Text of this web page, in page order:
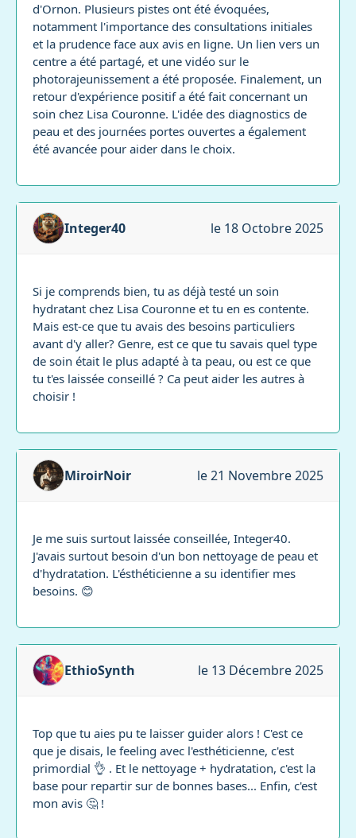
d'Ornon. Plusieurs pistes ont été évoquées,
notamment l'importance des consultations initiales
et la prudence face aux avis en ligne. Un lien vers un
centre a été partagé, et une vidéo sur le
photorajeunissement a été proposée. Finalement, un
retour d'expérience positif a été fait concernant un
soin chez Lisa Couronne. L'idée des diagnostics de
peau et des journées portes ouvertes a également
été avancée pour aider dans le choix.
Integer40 le 18 Octobre 2025
Si je comprends bien, tu as déjà testé un soin
hydratant chez Lisa Couronne et tu en es contente.
Mais est-ce que tu avais des besoins particuliers
avant d'y aller? Genre, est ce que tu savais quel type
de soin était le plus adapté à ta peau, ou est ce que
tu t'es laissée conseillé ? Ca peut aider les autres à
choisir !
MiroirNoir le 21 Novembre 2025
Je me suis surtout laissée conseillée, Integer40.
J'avais surtout besoin d'un bon nettoyage de peau et
d'hydratation. L'ésthéticienne a su identifier mes
besoins. 😊
EthioSynth le 13 Décembre 2025
Top que tu aies pu te laisser guider alors ! C'est ce
que je disais, le feeling avec l'esthéticienne, c'est
primordial 👌 . Et le nettoyage + hydratation, c'est la
base pour repartir sur de bonnes bases... Enfin, c'est
mon avis 🤔 !